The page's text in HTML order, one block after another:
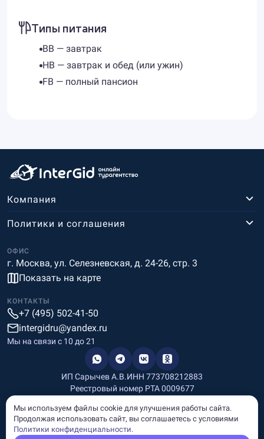
Типы питания
BB — завтрак
HB — завтрак и обед (или ужин)
FB — полный пансион
Компания
ОФИС
г. Москва, ул. Селезневская, д. 24-26, стр. 3
Показать на карте
Политики и соглашения
КОНТАКТЫ
+7 (495) 502-41-50
intergidru@yandex.ru
Мы на связи c 10 до 21
ИП Сарычев А.В.ИНН 773708212883
Реестровый номер РТА 0009677
Информация, размещённая на сайте, носит информационный
характер и не является рекламой и публичной офертой.
Мы используем файлы cookie для улучшения работы сайта.
Продолжая использовать сайт, вы соглашаетесь с условиями
Политики конфиденциальности.